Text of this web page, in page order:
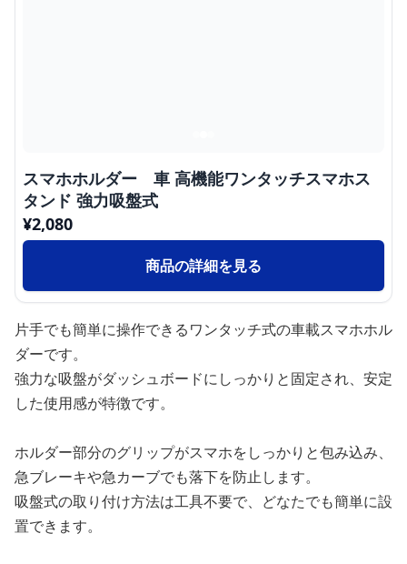
スマホホルダー 車 高機能ワンタッチスマホス
タンド 強力吸盤式
¥2,080
商品の詳細を見る
片手でも簡単に操作できるワンタッチ式の車載スマホホル
ダーです。
強力な吸盤がダッシュボードにしっかりと固定され、安定
した使用感が特徴です。
ホルダー部分のグリップがスマホをしっかりと包み込み、
急ブレーキや急カーブでも落下を防止します。
吸盤式の取り付け方法は工具不要で、どなたでも簡単に設
置できます。